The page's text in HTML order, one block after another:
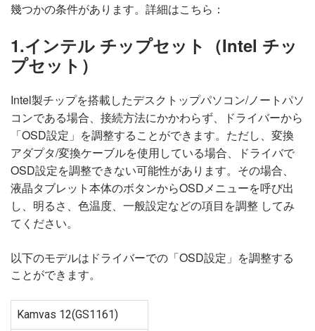
幾つかの条件があります。詳細はこちら：
1.インテル チップセット（Intel チッ
プセット）
Intel製チップを搭載したデスクトップパソコン/ノートパソ
コンである場合、接続方法にかかわらず、ドライバーから
「OSD設定」を調整することができます。ただし、変換
アダプタ/変換ケーブルを使用している場合、ドライバで
OSD設定を調整できない可能性があります。その場合、
液晶タブレット本体のボタンからOSDメニューを呼び出
し、明るさ、色温度、一般設定などの項目を調整 してみ
てください。
以下のモデルはドライバーでの「OSD設定」を調整する
ことができます。
Kamvas 12(GS1161)